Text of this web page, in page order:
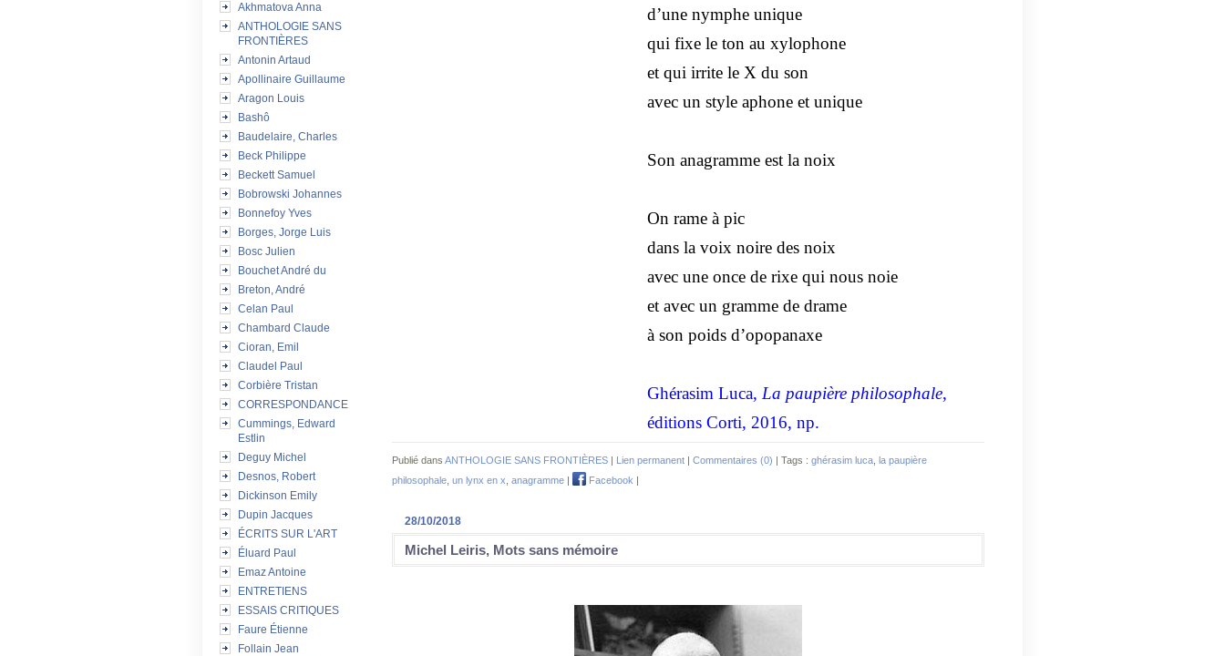
Akhmatova Anna
ANTHOLOGIE SANS
FRONTIÈRES
Antonin Artaud
Apollinaire Guillaume
Aragon Louis
Bashô
Baudelaire, Charles
Beck Philippe
Beckett Samuel
Bobrowski Johannes
Bonnefoy Yves
Borges, Jorge Luis
Bosc Julien
Bouchet André du
Breton, André
Celan Paul
Chambard Claude
Cioran, Emil
Claudel Paul
Corbière Tristan
CORRESPONDANCE
Cummings, Edward
Estlin
Deguy Michel
Desnos, Robert
Dickinson Emily
Dupin Jacques
ÉCRITS SUR L'ART
Éluard Paul
Emaz Antoine
ENTRETIENS
ESSAIS CRITIQUES
Faure Étienne
Follain Jean
d’une nymphe unique
qui fixe le ton au xylophone
et qui irrite le X du son
avec un style aphone et unique
Son anagramme est la noix
On rame à pic
dans la voix noire des noix
avec une once de rixe qui nous noie
et avec un gramme de drame
à son poids d’opopanaxe
Ghérasim Luca, La paupière philosophale,
éditions Corti, 2016, np.
Publié dans ANTHOLOGIE SANS FRONTIÈRES | Lien permanent | Commentaires (0) | Tags : ghérasim luca la paupière
philosophale un lynx en x anagramme | Facebook |
28/10/2018
Michel Leiris, Mots sans mémoire